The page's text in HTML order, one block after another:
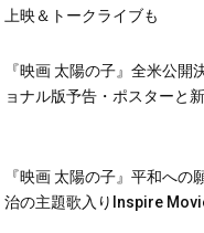
上映＆トークライブも
『映画 太陽の子』全米公開
ョナル版予告・ポスターと
『映画 太陽の子』平和への
治の主題歌入りInspire